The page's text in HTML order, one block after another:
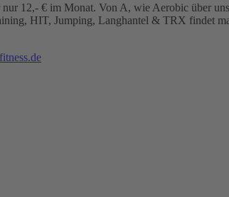
12,- € im Monat. Von A, wie Aerobic über
HIT, Jumping, Langhantel & TRX findet